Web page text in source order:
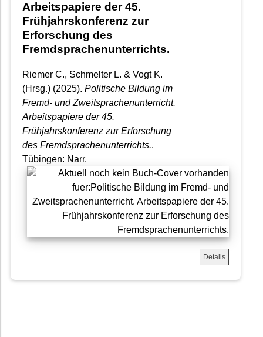
Arbeitspapiere der 45.
Frühjahrskonferenz zur
Erforschung des
Fremdsprachenunterrichts.
Riemer C., Schmelter L. & Vogt K.
(Hrsg.) (2025). Politische Bildung im
Fremd- und Zweitsprachenunterricht.
Arbeitspapiere der 45.
Frühjahrskonferenz zur Erforschung
des Fremdsprachenunterrichts..
Tübingen: Narr.
Details